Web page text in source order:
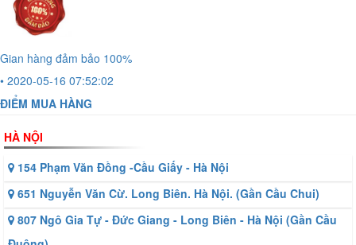
Gian hàng đảm bảo 100%
• 2020-05-16 07:52:02
ĐIỂM MUA HÀNG
HÀ NỘI
154 Phạm Văn Đồng -Cầu Giấy - Hà Nội
651 Nguyễn Văn Cừ. Long Biên. Hà Nội. (Gần Cầu Chui)
807 Ngô Gia Tự - Đức Giang - Long Biên - Hà Nội (Gần Cầu